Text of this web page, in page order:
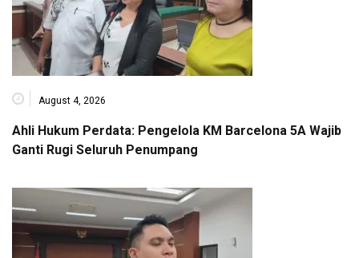
August 4, 2026
Ahli Hukum Perdata: Pengelola KM Barcelona 5A Wajib
Ganti Rugi Seluruh Penumpang